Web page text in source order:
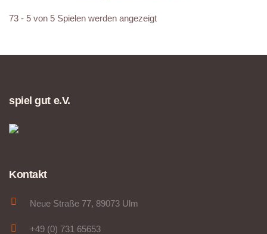
73 - 5 von 5 Spielen werden angezeigt
spiel gut e.V.
Kontakt
Neue Straße 77, 89073 Ulm
+49 (0) 731 65653